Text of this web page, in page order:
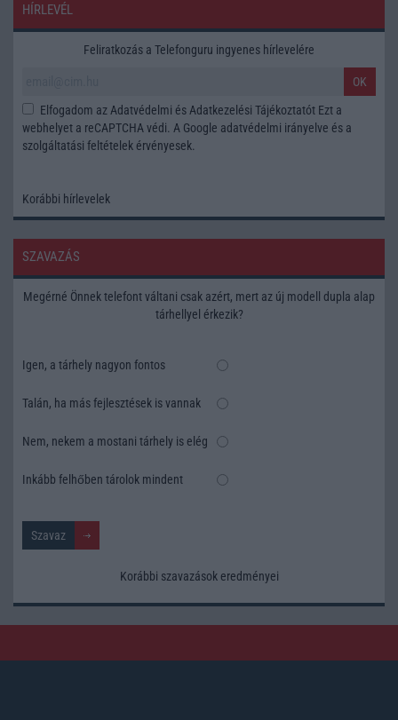
HÍRLEVÉL
Feliratkozás a Telefonguru ingyenes hírlevelére
OK
Elfogadom az Adatvédelmi és Adatkezelési Tájékoztatót Ezt a
webhelyet a reCAPTCHA védi. A Google adatvédelmi irányelve és a
szolgáltatási feltételek érvényesek.
Korábbi hírlevelek
SZAVAZÁS
Megérné Önnek telefont váltani csak azért, mert az új modell dupla alap
tárhellyel érkezik?
Igen, a tárhely nagyon fontos
Talán, ha más fejlesztések is vannak
Nem, nekem a mostani tárhely is elég
Inkább felhőben tárolok mindent
Korábbi szavazások eredményei